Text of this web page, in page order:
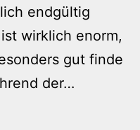
endgültig
wirklich enorm,
gut finde
der…